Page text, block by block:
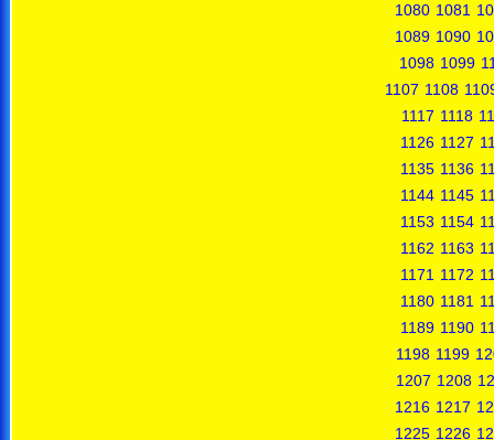
1080 1081
1089 1090
1098 1099
1107 1108
1117 1118
1126 1127
1135 1136
1144 1145
1153 1154
1162 1163
1171 1172
1180 1181
1189 1190
1198 1199
1207 1208
1216 1217
1225 1226